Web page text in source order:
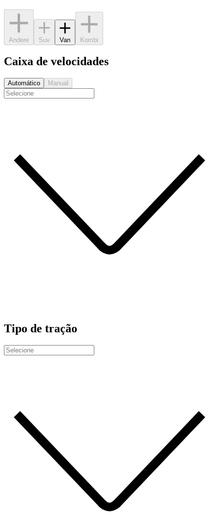
Andere Suv Van Kombi
Caixa de velocidades
Automático Manual
Tipo de tração